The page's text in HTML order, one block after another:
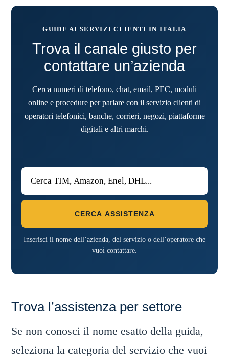
GUIDE AI SERVIZI CLIENTI IN ITALIA
Trova il canale giusto per
contattare un’azienda
Cerca numeri di telefono, chat, email, PEC, moduli
online e procedure per parlare con il servizio clienti di
operatori telefonici, banche, corrieri, negozi, piattaforme
digitali e altri marchi.
CERCA ASSISTENZA
Inserisci il nome dell’azienda, del servizio o dell’operatore che
vuoi contattare.
Trova l’assistenza per settore
Se non conosci il nome esatto della guida,
seleziona la categoria del servizio che vuoi